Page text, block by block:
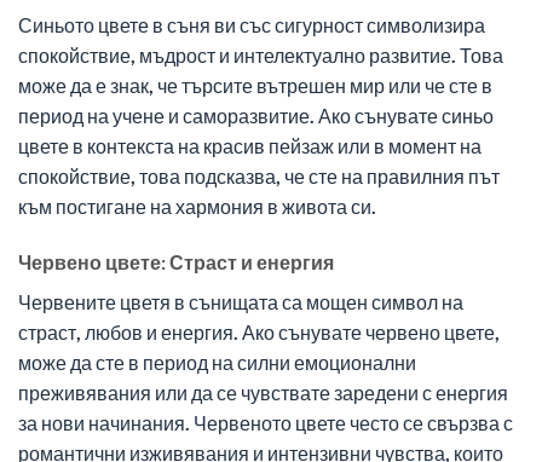
Синьото цвете в съня ви със сигурност символизира
спокойствие, мъдрост и интелектуално развитие. Това
може да е знак, че търсите вътрешен мир или че сте в
период на учене и саморазвитие. Ако сънувате синьо
цвете в контекста на красив пейзаж или в момент на
спокойствие, това подсказва, че сте на правилния път
към постигане на хармония в живота си.
Червено цвете: Страст и енергия
Червените цветя в сънищата са мощен символ на
страст, любов и енергия. Ако сънувате червено цвете,
може да сте в период на силни емоционални
преживявания или да се чувствате заредени с енергия
за нови начинания. Червеното цвете често се свързва с
романтични изживявания и интензивни чувства, които